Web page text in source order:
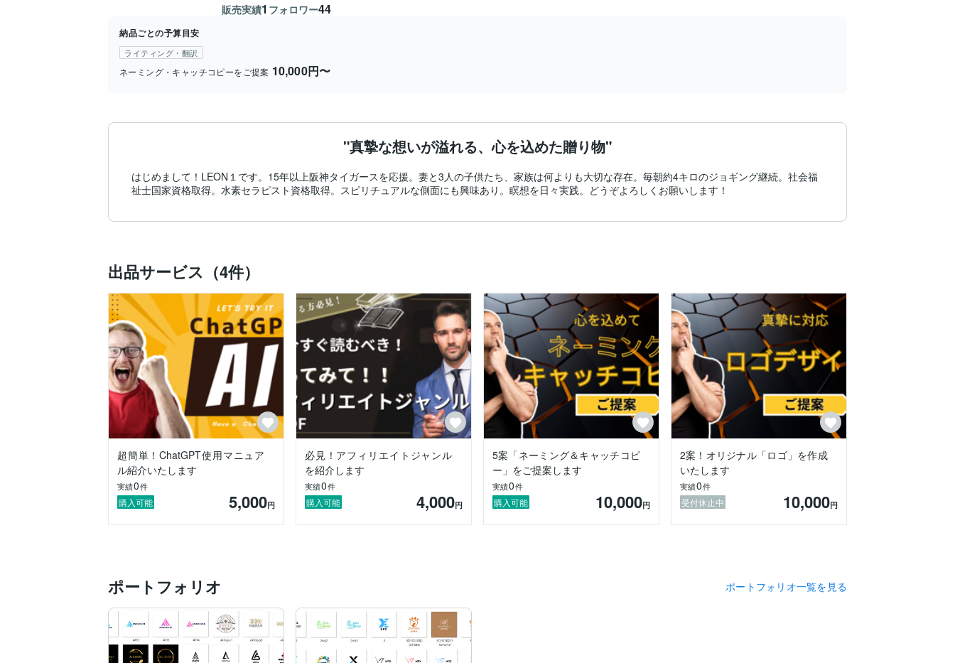
販売実績1 フォロワー44
納品ごとの予算目安
ライティング・翻訳
ネーミング・キャッチコピーをご提案 10,000円〜
"真摯な想いが溢れる、心を込めた贈り物"
はじめまして！LEON１です。15年以上阪神タイガースを応援。妻と3人の子供たち、家族は何よりも大切な存在。毎朝約4キロのジョギング継続。社会福
祉士国家資格取得。水素セラピスト資格取得。スピリチュアルな側面にも興味あり。瞑想を日々実践。どうぞよろしくお願いします！
出品サービス（4件）
超簡単！ChatGPT使用マニュア
ル紹介いたします
実績0件
購入可能 5,000円
必見！アフィリエイトジャンル
を紹介します
実績0件
購入可能 4,000円
5案「ネーミング＆キャッチコピ
ー」をご提案します
実績0件
購入可能 10,000円
2案！オリジナル「ロゴ」を作成
いたします
実績0件
受付休止中 10,000円
ポートフォリオ ポートフォリオ一覧を見る